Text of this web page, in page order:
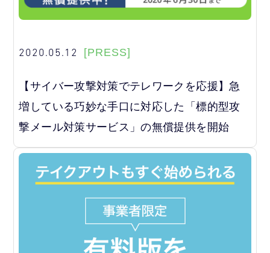
2020.05.12 [PRESS]
【サイバー攻撃対策でテレワークを応援】急
増している巧妙な手口に対応した「標的型攻
撃メール対策サービス」の無償提供を開始